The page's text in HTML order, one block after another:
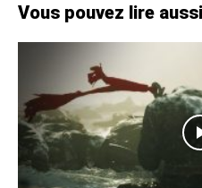
Vous pouvez lire aussi